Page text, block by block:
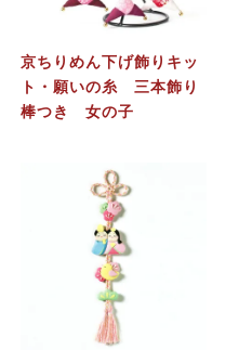
京ちりめん下げ飾りキッ
ト・願いの糸 三本飾り
棒つき 女の子